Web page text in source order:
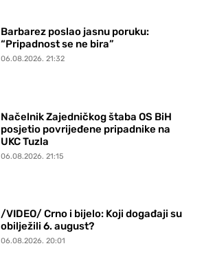
Barbarez poslao jasnu poruku:
“Pripadnost se ne bira”
06.08.2026. 21:32
Načelnik Zajedničkog štaba OS BiH
posjetio povrijeđene pripadnike na
UKC Tuzla
06.08.2026. 21:15
/VIDEO/ Crno i bijelo: Koji događaji su
obilježili 6. august?
06.08.2026. 20:01